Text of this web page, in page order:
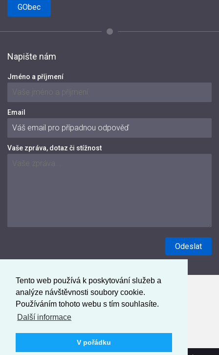
Tento web používá k poskytování služeb a
analýze návštěvnosti soubory cookie.
Používáním tohoto webu s tím souhlasíte.
Další informace
V pořádku
GObec
Napište nám
Jméno a příjmení
Email
Vaše zpráva, dotaz či stížnost